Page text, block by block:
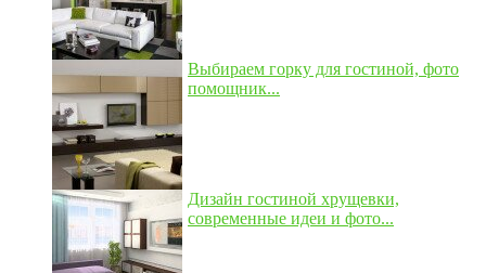
Выбираем горку для гостиной, фото
помощник...
Дизайн гостиной хрущевки,
современные идеи и фото...